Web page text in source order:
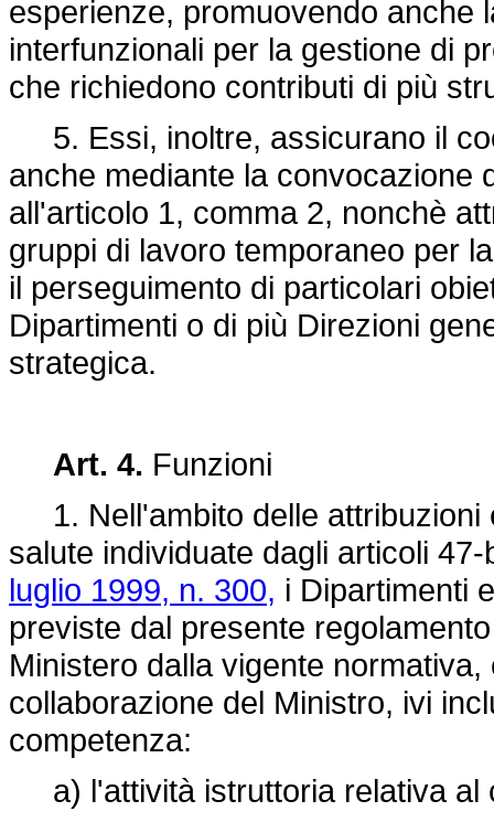
esperienze, promuovendo anche
interfunzionali per la gestione di
che richiedono contributi di più
5. Essi, inoltre, assicurano il
anche mediante la convocazione
all'articolo 1, comma 2, nonchè
gruppi di lavoro temporaneo per
il perseguimento di particolari
Dipartimenti o di più Direzioni
strategica.
Art. 4. Funzioni
1. Nell'ambito delle attribuzioni
salute individuate dagli articoli
luglio 1999, n. 300, i Dipartimenti
previste dal presente
Ministero dalla vigente
collaborazione del Ministro, ivi
competenza:
a) l'attività istruttoria relativa al